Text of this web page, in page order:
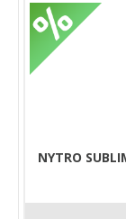
NYTRO